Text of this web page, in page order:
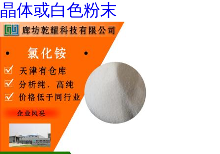
晶体或白色粉末